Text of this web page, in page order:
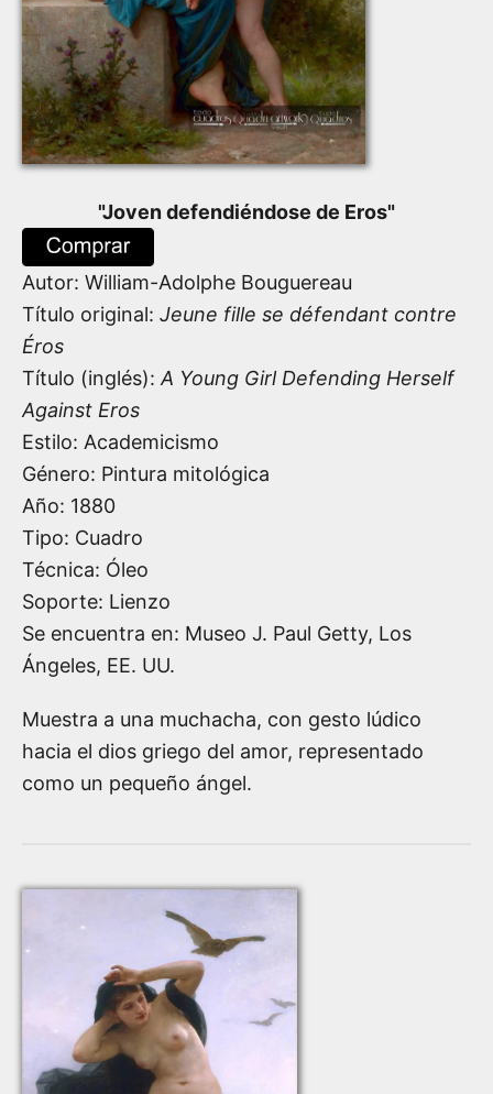
"Joven defendiéndose de Eros"
Autor: William-Adolphe Bouguereau
Título original: Jeune fille se défendant contre
Éros
Título (inglés): A Young Girl Defending Herself
Against Eros
Estilo: Academicismo
Género: Pintura mitológica
Año: 1880
Tipo: Cuadro
Técnica: Óleo
Soporte: Lienzo
Se encuentra en: Museo J. Paul Getty, Los
Ángeles, EE. UU.
Muestra a una muchacha, con gesto lúdico
hacia el dios griego del amor, representado
como un pequeño ángel.